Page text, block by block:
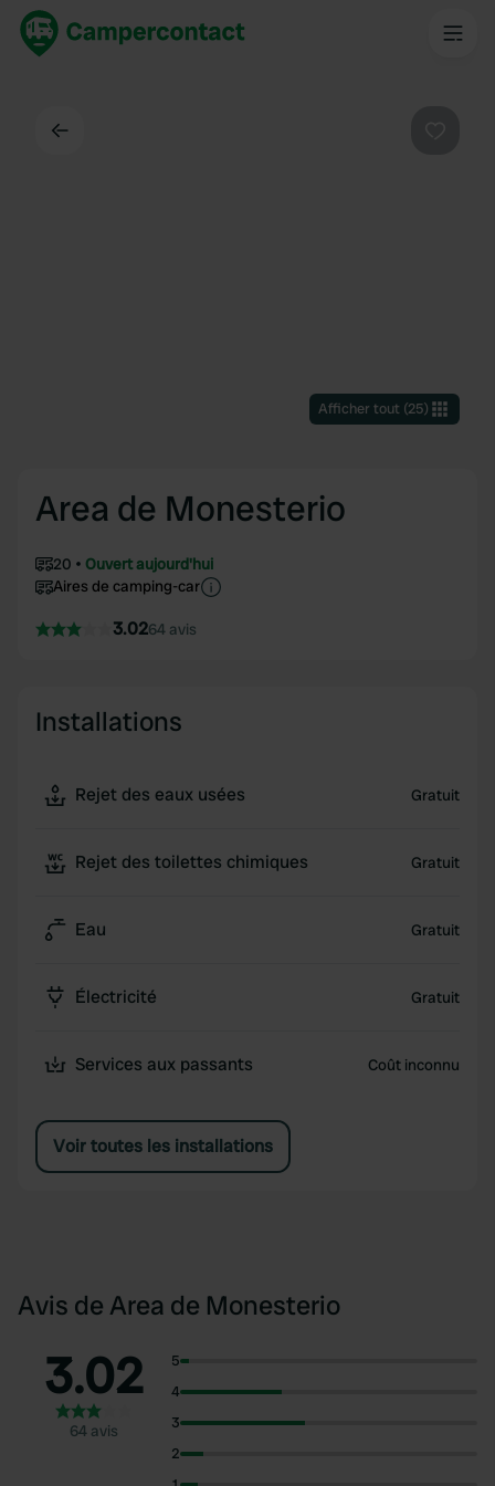
Afficher tout(25)
Area de Monesterio
20
Ouvert aujourd'hui
Aires de camping-car
3.0264 avis
Installations
Rejet des eaux usées Gratuit
Rejet des toilettes chimiques Gratuit
Eau Gratuit
Électricité Gratuit
Services aux passants Coût inconnu
Voir toutes les installations
Avis de Area de Monesterio
3.02
64 avis
5
4
3
2